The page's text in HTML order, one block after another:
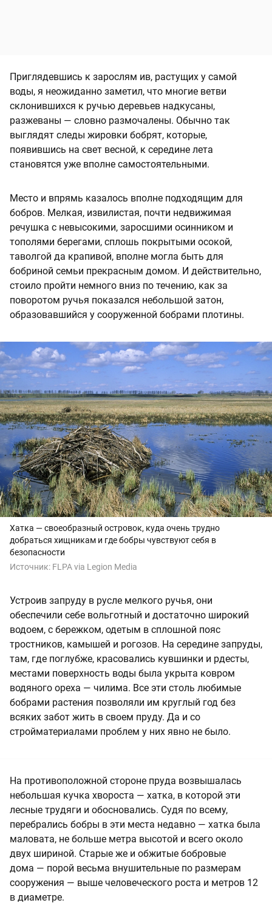
Приглядевшись к зарослям ив, растущих у самой
воды, я неожиданно заметил, что многие ветви
склонившихся к ручью деревьев надкусаны,
разжеваны — словно размочалены. Обычно так
выглядят следы жировки бобрят, которые,
появившись на свет весной, к середине лета
становятся уже вполне самостоятельными.
Место и впрямь казалось вполне подходящим для
бобров. Мелкая, извилистая, почти недвижимая
речушка с невысокими, заросшими осинником и
тополями берегами, сплошь покрытыми осокой,
таволгой да крапивой, вполне могла быть для
бобриной семьи прекрасным домом. И действительно,
стоило пройти немного вниз по течению, как за
поворотом ручья показался небольшой затон,
образовавшийся у сооруженной бобрами плотины.
Хатка — своеобразный островок, куда очень трудно
добраться хищникам и где бобры чувствуют себя в
безопасности
Источник: FLPA via Legion Media
Устроив запруду в русле мелкого ручья, они
обеспечили себе вольготный и достаточно широкий
водоем, с бережком, одетым в сплошной пояс
тростников, камышей и рогозов. На середине запруды,
там, где поглубже, красовались кувшинки и рдесты,
местами поверхность воды была укрыта ковром
водяного ореха — чилима. Все эти столь любимые
бобрами растения позволяли им круглый год без
всяких забот жить в своем пруду. Да и со
стройматериалами проблем у них явно не было.
На противоположной стороне пруда возвышалась
небольшая кучка хвороста — хатка, в которой эти
лесные трудяги и обосновались. Судя по всему,
перебрались бобры в эти места недавно — хатка была
маловата, не больше метра высотой и всего около
двух шириной. Старые же и обжитые бобровые
дома — порой весьма внушительные по размерам
сооружения — выше человеческого роста и метров 12
в диаметре.